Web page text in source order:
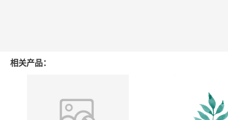
相关产品：